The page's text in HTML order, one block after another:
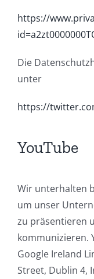
https://
Die
unter
https://
YouTube
Wir unterhalten
um unser
zu präsentieren
kommunizieren.
Google Ireland
Street, Dublin 4,